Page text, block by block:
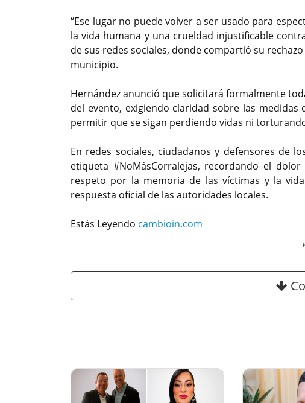
“Ese lugar no puede volver a ser usado para
la vida humana y una crueldad injustificable
de sus redes sociales, donde compartió su
municipio.
Hernández anunció que solicitará formalmente
del evento, exigiendo claridad sobre las
permitir que se sigan perdiendo vidas ni
En redes sociales, ciudadanos y defensores de
etiqueta #NoMásCorralejas, recordando el
respeto por la memoria de las víctimas y la
respuesta oficial de las autoridades locales.
Estás Leyendo cambioin.com